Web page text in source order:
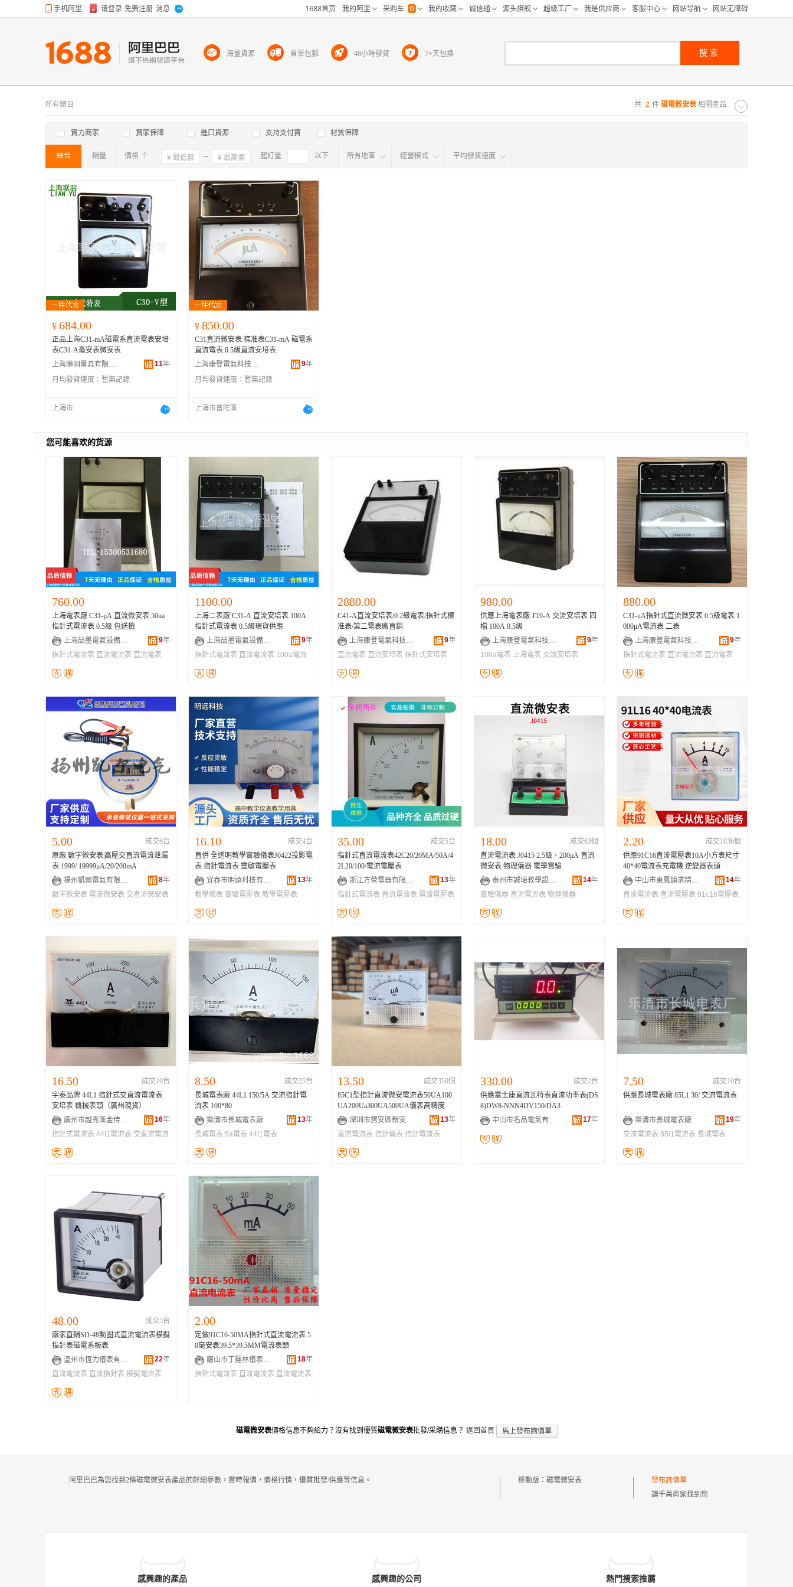
共 2 件 磁電微安表 相關產品
所有類目
實力商家 買家保障 進口貨源 支持支付寶 材質保障
綜合 銷量 價格 確定 起訂量 以下
確定 所有地區 經營模式 平均發貨速度
¥ 684.00
正品上海C31-mA磁電系直流電表安培
表C31-A毫安表微安表
上海聯羽量具有限公司
11年
月均發貨速度： 暫無記錄
上海市
¥ 850.00
C31直流微安表.標准表C31-mA 磁電系
直流電表.0.5級直流安培表.
上海康登電氣科技有限公司
9年
月均發貨速度： 暫無記錄
上海市普陀區
您可能喜欢的货源
760.00
上海電表廠 C31-μA 直流微安表 50ua
指針式電流表 0.5級 包送檢
上海喆墨電氣設備有限公司
9年
指針式電流表 直流電流表 直流電表
1100.00
上海二表廠 C31-A 直流安培表 100A
指針式電流表 0.5級現貨供應
上海喆墨電氣設備有限公司
9年
指針式電流表 直流電流表 100a電流
2880.00
C41-A直流安培表/0.2級電表/指針式標
准表/第二電表廠直銷
上海康登電氣科技有限公司
9年
直流電表 直流安培表 指針式安培表
980.00
供應上海電表廠 T19-A 交流安培表 四
檔 100A 0.5級
上海康登電氣科技有限公司
9年
100a電表 上海電表 交流安培表
880.00
C31-uA指針式直流微安表 0.5級電表 1
000μA電流表 二表
上海康登電氣科技有限公司
9年
指針式電流表 直流電流表 直流電表
5.00
成交6台
原廠 數字微安表|高壓交直流電流泄漏
表 1999/ 19999μA/20/200mA
揚州凱爾電氣有限公司
8年
數字微安表 電流微安表 交直流微安表
16.10
成交4台
直供 全透明教學實驗儀表J0422投影電
表 指針電流表 靈敏電壓表
宜春市明遠科技有限公司
13年
教學儀表 實驗電壓表 教學電壓表
35.00
成交5台
指針式直流電流表42C20/20MA/50A/4
2L20/100/電流電壓表
浙江方營電器有限公司
13年
指針式電流表 直流電流表 電流電壓表
18.00
成交63個
直流電流表 J0415 2.5級，200μA 直流
微安表 物理儀器 電學實驗
泰州市誠培教學設備有限公司
14年
實驗儀器 直流電流表 物理儀器
2.20
成交1836個
供應91C16直流電壓表10A小方表尺寸
40*40電流表充電機 逆變器表頭
中山市東鳳鎮求精電子經銷部
14年
直流電流表 直流電壓表 91c16電壓表
16.50
成交10台
宇泰品牌 44L1 指針式交直流電流表
安培表 機械表頭（廣州現貨）
廣州市越秀區金侍機電商行
16年
指針式電流表 44l1電流表 交直流電流
8.50
成交25台
長城電表廠 44L1 150/5A 交流指針電
流表 100*80
樂清市長城電表廠
13年
長城電表 5a電表 44l1電表
13.50
成交350個
85C1型指針直流微安電流表50UA100
UA200Ua300UA500UA儀表高精度
深圳市寶安區新安西格瑪電子商行
13年
直流電流表 指針儀表 指針電流表
330.00
成交2台
供應富士康直流瓦特表直流功率表(DS
8)DW8-NNN4DV150/DA3
中山市名品電氣有限公司
17年
7.50
成交10台
供應長城電表廠 85L1 30/ 交流電流表
樂清市長城電表廠 19年
交流電流表 85l1電流表 長城電表
48.00
成交5台
廠家直銷SD-48動圈式直流電流表模擬
指針表磁電系板表
溫州市恆力儀表有限公司
22年
直流電流表 直流指針表 模擬電流表
2.00
定做91C16-50MA指針式直流電流表 5
0毫安表39.5*39.5MM電流表頭
廬山市丁運林儀表電子廠
18年
指針式電流表 直流電流表 直流電流表
磁電微安表價格信息不夠給力？沒有找到優質磁電微安表批發/采購信息？ 返回首頁 馬上發布詢價單
阿里巴巴為您找到2條磁電微安表產品的詳細參數，實時報價，價格行情，優質批發/供應等信息。 移動版： 磁電微安表
發布詢價單
讓千萬商家找到您
感興趣的產品 感興趣的公司 熱門搜索推薦
海量貨源 首單包郵 48小時發貨 7+天包換 搜索